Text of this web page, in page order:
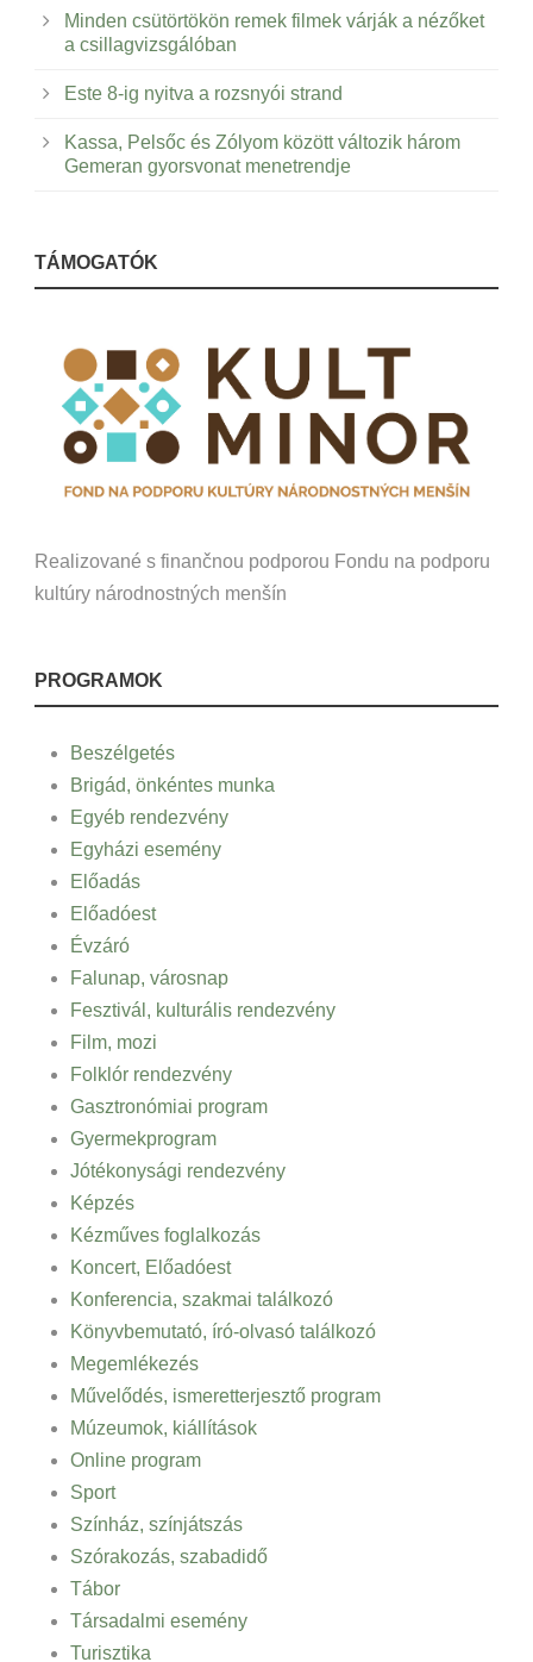
Minden csütörtökön remek filmek várják a nézőket
a csillagvizsgálóban
Este 8-ig nyitva a rozsnyói strand
Kassa, Pelsőc és Zólyom között változik három
Gemeran gyorsvonat menetrendje
TÁMOGATÓK
Realizované s finančnou podporou Fondu na podporu
kultúry národnostných menšín
PROGRAMOK
Beszélgetés
Brigád, önkéntes munka
Egyéb rendezvény
Egyházi esemény
Előadás
Előadóest
Évzáró
Falunap, városnap
Fesztivál, kulturális rendezvény
Film, mozi
Folklór rendezvény
Gasztronómiai program
Gyermekprogram
Jótékonysági rendezvény
Képzés
Kézműves foglalkozás
Koncert, Előadóest
Konferencia, szakmai találkozó
Könyvbemutató, író-olvasó találkozó
Megemlékezés
Művelődés, ismeretterjesztő program
Múzeumok, kiállítások
Online program
Sport
Színház, színjátszás
Szórakozás, szabadidő
Tábor
Társadalmi esemény
Turisztika